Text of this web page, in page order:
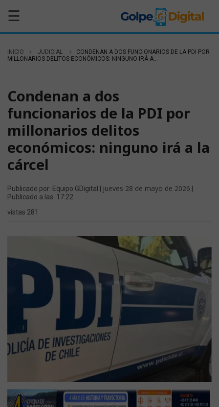
☰
INICIO JUDICIAL
CONDENAN A DOS FUNCIONARIOS DE LA PDI POR
MILLONARIOS DELITOS ECONÓMICOS: NINGUNO IRÁ A...
Condenan a dos
funcionarios de la PDI por
millonarios delitos
económicos: ninguno irá a la
cárcel
Publicado por: Equipo GDigital | jueves 28 de mayo de 2026
Publicado a las: 17:22
vistas 281